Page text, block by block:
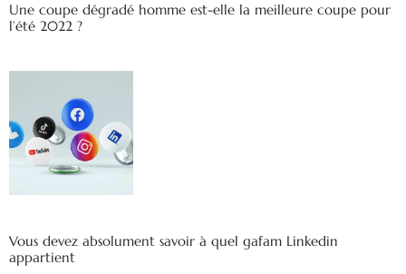
Une coupe dégradé homme est-elle la meilleure coupe pour
l’été 2022 ?
Vous devez absolument savoir à quel gafam Linkedin
appartient